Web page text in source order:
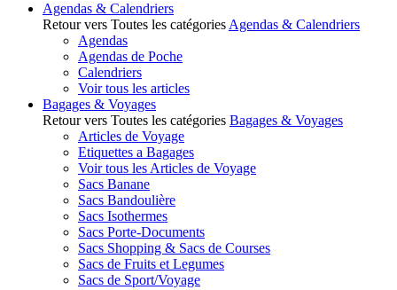
Agendas & Calendriers
Retour vers Toutes les catégories Agendas & Calendriers
Agendas
Agendas de Poche
Calendriers
Voir tous les articles
Bagages & Voyages
Retour vers Toutes les catégories Bagages & Voyages
Articles de Voyage
Etiquettes a Bagages
Voir tous les Articles de Voyage
Sacs Banane
Sacs Bandoulière
Sacs Isothermes
Sacs Porte-Documents
Sacs Shopping & Sacs de Courses
Sacs de Fruits et Legumes
Sacs de Sport/Voyage